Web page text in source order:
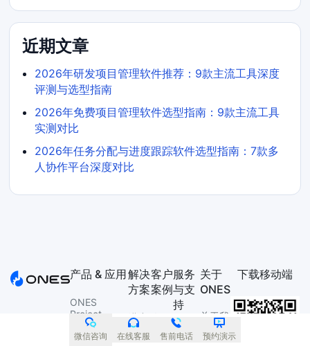
近期文章
2026年研发项目管理软件推荐：9款主流工具深度
评测与选型指南
2026年免费项目管理软件选型指南：9款主流工具
实测对比
2026年任务分配与进度跟踪软件选型指南：7款多
人协作平台深度对比
产品 & 应用
ONES
Project
ONES Wiki
解决
方案
进度
管理
客户
案例
日报
服务
与支
持
产品
关于
ONES
关于我
下载移动端
微信咨询 在线客服 售前电话 预约演示